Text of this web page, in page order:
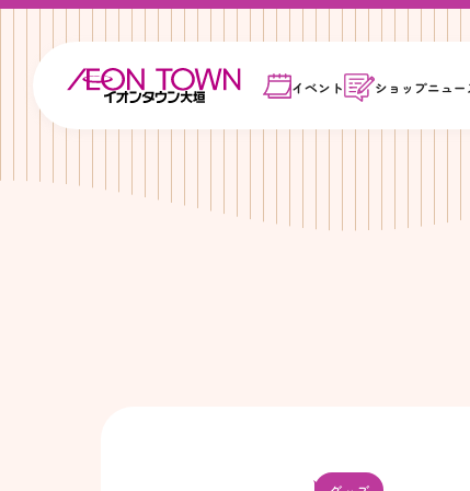
イベント ショップニュ